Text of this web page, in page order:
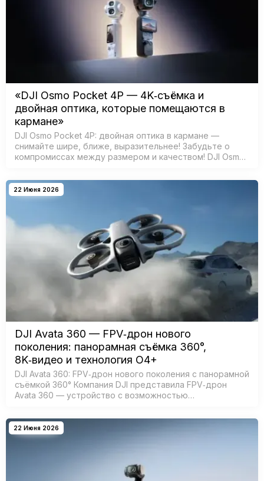
«DJI Osmo Pocket 4P — 4K‑съёмка и
двойная оптика, которые помещаются в
кармане»
DJI Osmo Pocket 4P: двойная оптика в кармане —
снимайте шире, ближе, выразительнее! Забудьте о
компромиссах между размером и качеством! DJI Osmo
теперь у вас есть всё д…
22 Июня 2026
DJI Avata 360 — FPV‑дрон нового
поколения: панорамная съёмка 360°,
8K‑видео и технология O4+
DJI Avata 360: FPV‑дрон нового поколения с панорамной
съёмкой 360° Компания DJI представила FPV‑дрон
Avata 360 — устройство с возможностью
иммерсивных видео. Модель создана дл…
22 Июня 2026